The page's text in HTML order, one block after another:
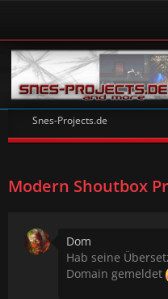
Snes-Projects.de
Modern Shoutbox
Dom
Hab seine
Domain gemeldet